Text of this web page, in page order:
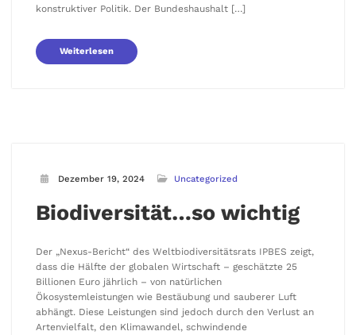
konstruktiver Politik. Der Bundeshaushalt […]
Weiterlesen
Dezember 19, 2024 Uncategorized
Biodiversität…so wichtig
Der „Nexus-Bericht“ des Weltbiodiversitätsrats IPBES zeigt,
dass die Hälfte der globalen Wirtschaft – geschätzte 25
Billionen Euro jährlich – von natürlichen
Ökosystemleistungen wie Bestäubung und sauberer Luft
abhängt. Diese Leistungen sind jedoch durch den Verlust an
Artenvielfalt, den Klimawandel, schwindende